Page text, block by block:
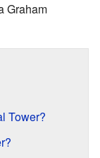
Graham
Tower?